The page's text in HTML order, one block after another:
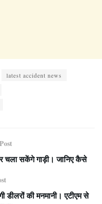
latest accident news
चला सकेंगे गाड़ी। जानिए कैसे
डीलरों की मनमानी। एटीएम से